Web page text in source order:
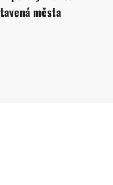
města